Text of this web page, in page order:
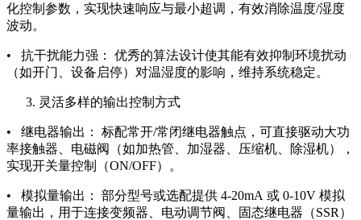
化控制参数，实现快速响应与最小超调，有效消除温度/湿度
波动。
• 抗干扰能力强： 优秀的算法设计使其能有效抑制环境扰动
（如开门、设备启停）对温湿度的影响，维持系统稳定。
灵活多样的输出控制方式
• 继电器输出： 标配常开/常闭继电器触点，可直接驱动大功
率接触器、电磁阀（如加热管、加湿器、压缩机、除湿机），
实现开关量控制（ON/OFF）。
• 模拟量输出： 部分型号或选配提供 4-20mA 或 0-10V 模拟
量输出，用于连接变频器、电动调节阀、固态继电器（SSR）